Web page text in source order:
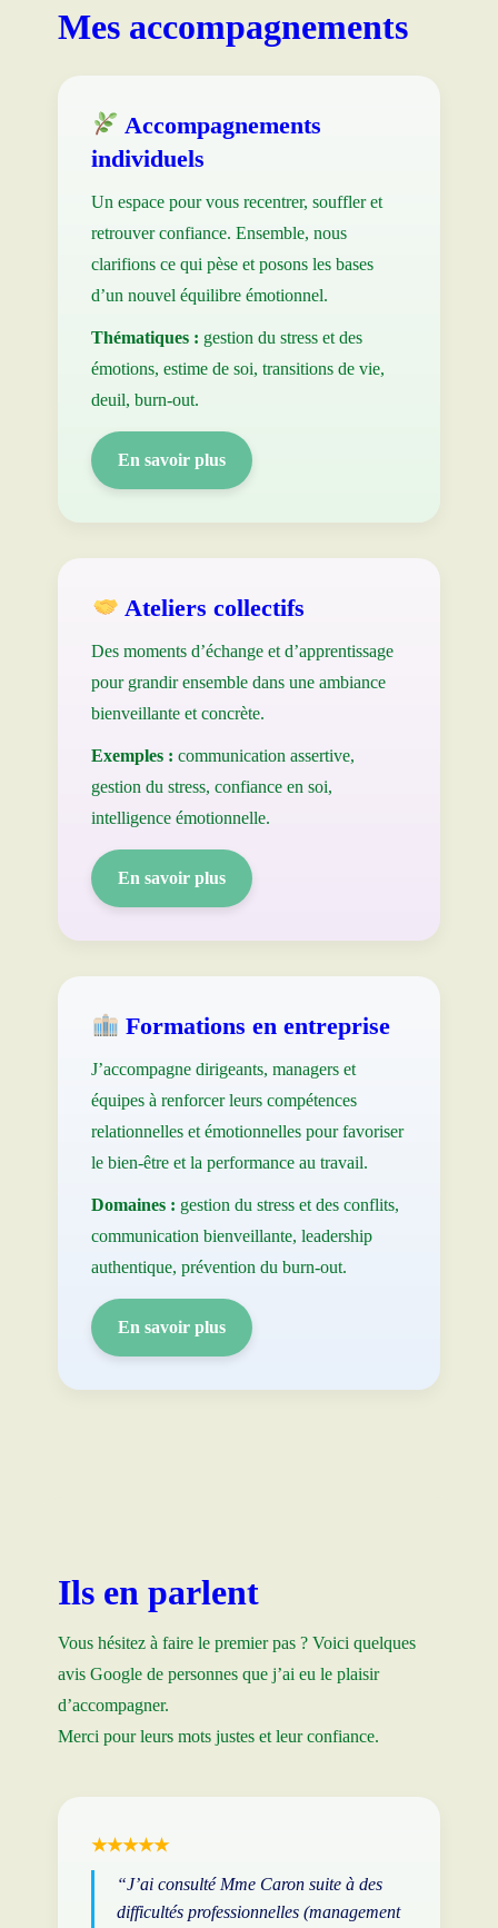
Mes accompagnements
Accompagnements
individuels
Un espace pour vous recentrer, souffler et
retrouver confiance. Ensemble, nous
clarifions ce qui pèse et posons les bases
d’un nouvel équilibre émotionnel.
Thématiques : gestion du stress et des
émotions, estime de soi, transitions de vie,
deuil, burn-out.
En savoir plus
Ateliers collectifs
Des moments d’échange et d’apprentissage
pour grandir ensemble dans une ambiance
bienveillante et concrète.
Exemples : communication assertive,
gestion du stress, confiance en soi,
intelligence émotionnelle.
En savoir plus
Formations en entreprise
J’accompagne dirigeants, managers et
équipes à renforcer leurs compétences
relationnelles et émotionnelles pour favoriser
le bien-être et la performance au travail.
Domaines : gestion du stress et des conflits,
communication bienveillante, leadership
authentique, prévention du burn-out.
En savoir plus
Ils en parlent
Vous hésitez à faire le premier pas ? Voici quelques
avis Google de personnes que j’ai eu le plaisir
d’accompagner.
Merci pour leurs mots justes et leur confiance.
★★★★★
“J’ai consulté Mme Caron suite à des
difficultés professionnelles (management